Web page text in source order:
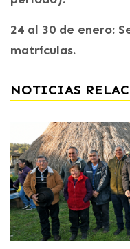
24 al 30 de enero:
matrículas.
NOTICIAS